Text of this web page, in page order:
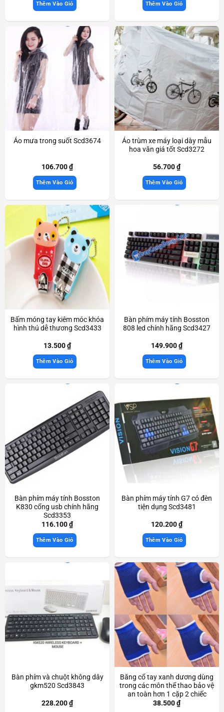
Thêm Vào Giỏ Thêm Vào Giỏ
Áo mưa trong suốt Scd3674
106.700₫
Thêm Vào Giỏ
Áo trùm xe máy loại dày mẫu
hoa văn giá tốt Scd3272
56.700₫
Thêm Vào Giỏ
Bấm móng tay kiêm móc khóa
hình thú dễ thương Scd3433
13.500₫
Thêm Vào Giỏ
Bàn phím máy tính Bosston
808 led chính hãng Scd3427
149.900₫
Thêm Vào Giỏ
Bàn phím máy tính Bosston
K830 cổng usb chính hãng
Scd3353
116.100₫
Thêm Vào Giỏ
Bàn phím máy tính G7 có đèn
tiện dụng Scd3481
120.200₫
Thêm Vào Giỏ
Bàn phím và chuột không dây
gkm520 Scd3843
228.200₫
Băng cổ tay xanh dương dùng
trong các môn thể thao bảo vệ
an toàn hơn 1 cặp 2 chiếc
Scd3694
38.500₫